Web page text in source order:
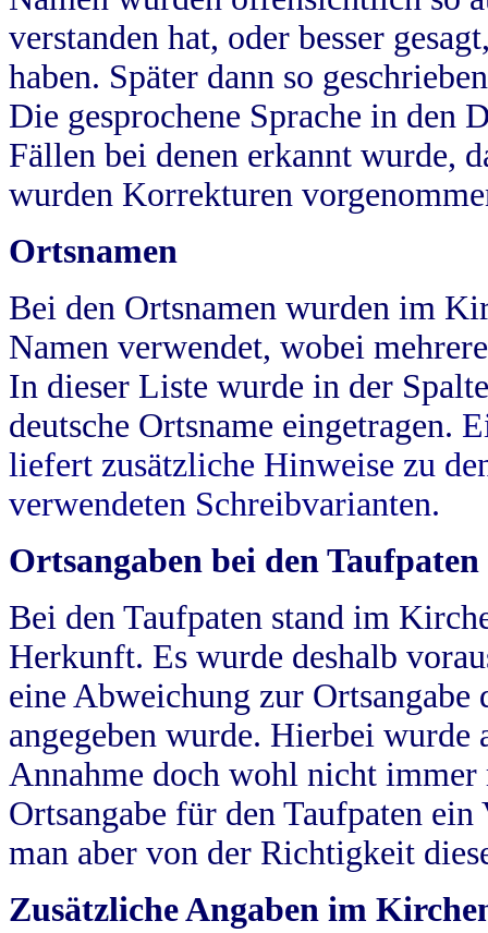
verstanden hat, oder besser
haben. Später dann so
Die gesprochene Sprache in
Fällen bei denen erkannt wurde,
wurden Korrekturen
Ortsnamen
Bei den Ortsnamen wurden im
Namen verwendet, wobei
In dieser Liste wurde in der
deutsche Ortsname eingetragen.
liefert zusätzliche Hinweise zu
verwendeten Schreibvarianten.
Ortsangaben bei den Taufpaten
Bei den Taufpaten stand im
Herkunft. Es wurde deshalb
eine Abweichung zur
angegeben wurde. Hierbei wurde
Annahme doch wohl nicht
Ortsangabe für den Taufpaten
man aber von der Richtigkeit
Zusätzliche Angaben im